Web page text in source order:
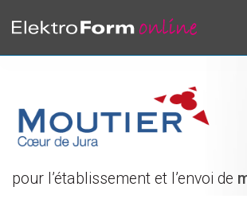
pour l’établissement et l’envoi de